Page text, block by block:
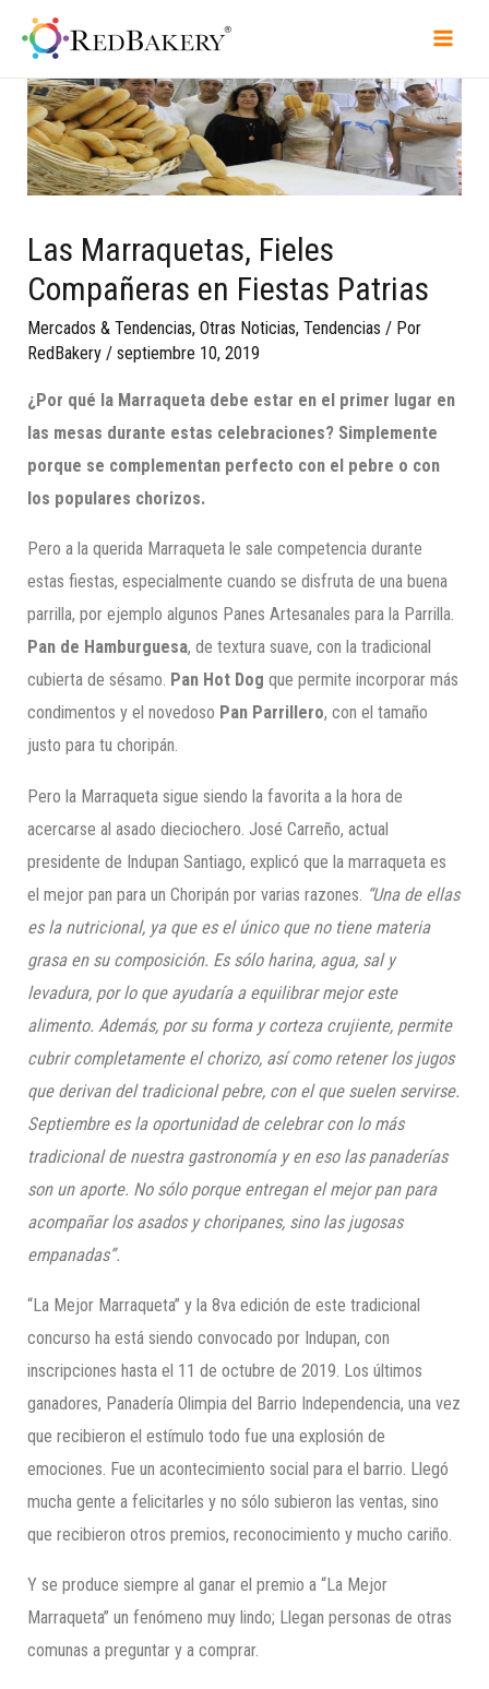
Las Marraquetas, Fieles
Compañeras en Fiestas Patrias
Mercados & Tendencias,Otras Noticias,Tendencias / Por
RedBakery /septiembre 10, 2019
¿Por qué la Marraqueta debe estar en el primer lugar en
las mesas durante estas celebraciones? Simplemente
porque se complementan perfecto con el pebre o con
los populares chorizos.
Pero a la querida Marraqueta le sale competencia durante
estas fiestas, especialmente cuando se disfruta de una buena
parrilla, por ejemplo algunos Panes Artesanales para la Parrilla.
Pan de Hamburguesa, de textura suave, con la tradicional
cubierta de sésamo. Pan Hot Dogque permite incorporar más
condimentos y el novedoso Pan Parrillero, con el tamaño
justo para tu choripán.
Pero la Marraqueta sigue siendo la favorita a la hora de
acercarse al asado dieciochero. José Carreño, actual
presidente de Indupan Santiago, explicó que la marraqueta es
el mejor pan para un Choripán por varias razones. “Una de ellas
es la nutricional, ya que es el único que no tiene materia
grasa en su composición. Es sólo harina, agua, sal y
levadura, por lo que ayudaría a equilibrar mejor este
alimento. Además, por su forma y corteza crujiente, permite
cubrir completamente el chorizo, así como retener los jugos
que derivan del tradicional pebre, con el que suelen servirse.
Septiembre es la oportunidad de celebrar con lo más
tradicional de nuestra gastronomía y en eso las panaderías
son un aporte. No sólo porque entregan el mejor pan para
acompañar los asados y choripanes, sino las jugosas
empanadas”.
“La Mejor Marraqueta” y la 8va edición de este tradicional
concurso ha está siendo convocado por Indupan, con
inscripciones hasta el 11 de octubre de 2019. Los últimos
ganadores, Panadería Olimpia del Barrio Independencia, una vez
que recibieron el estímulo todo fue una explosión de
emociones. Fue un acontecimiento social para el barrio. Llegó
mucha gente a felicitarles y no sólo subieron las ventas, sino
que recibieron otros premios, reconocimiento y mucho cariño.
Y se produce siempre al ganar el premio a “La Mejor
Marraqueta” un fenómeno muy lindo; Llegan personas de otras
comunas a preguntar y a comprar.